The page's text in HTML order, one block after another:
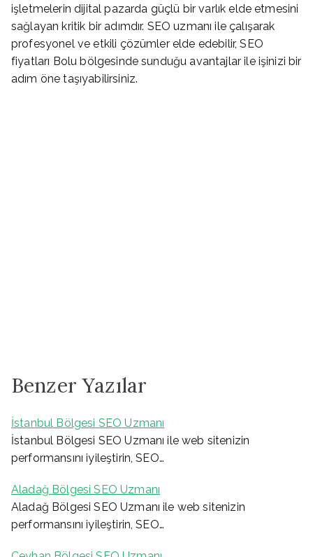
işletmelerin dijital pazarda güçlü bir varlık elde etmesini
sağlayan kritik bir adımdır. SEO uzmanı ile çalışarak
profesyonel ve etkili çözümler elde edebilir, SEO
fiyatları Bolu bölgesinde sunduğu avantajlar ile işinizi bir
adım öne taşıyabilirsiniz.
Benzer Yazılar
İstanbul Bölgesi SEO Uzmanı
İstanbul Bölgesi SEO Uzmanı ile web sitenizin
performansını iyileştirin, SEO…
Aladağ Bölgesi SEO Uzmanı
Aladağ Bölgesi SEO Uzmanı ile web sitenizin
performansını iyileştirin, SEO…